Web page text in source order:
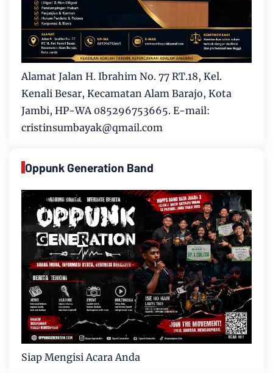
Alamat Jalan H. Ibrahim No. 77 RT.18, Kel.
Kenali Besar, Kecamatan Alam Barajo, Kota
Jambi, HP-WA 085296753665. E-mail:
cristinsumbayak@qmail.com
Oppunk Generation Band
Siap Mengisi Acara Anda